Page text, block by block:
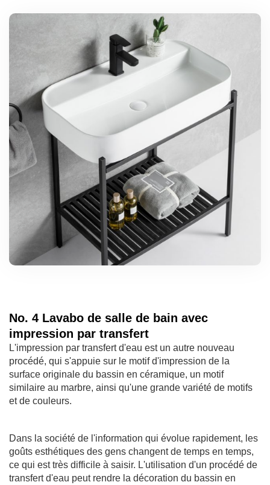
No. 4 Lavabo de salle de bain avec
impression par transfert
L'impression par transfert d'eau est un autre nouveau
procédé, qui s'appuie sur le motif d'impression de la
surface originale du bassin en céramique, un motif
similaire au marbre, ainsi qu'une grande variété de motifs
et de couleurs.
Dans la société de l'information qui évolue rapidement, les
goûts esthétiques des gens changent de temps en temps,
ce qui est très difficile à saisir. L'utilisation d'un procédé de
transfert d'eau peut rendre la décoration du bassin en